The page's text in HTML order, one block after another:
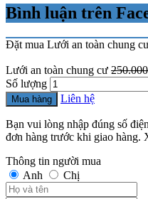
Bình luận trên
Đặt mua Lưới an toàn chung
Lưới an toàn chung cư
Số lượng
Mua hàng Liên hệ
Bạn vui lòng nhập đúng số
đơn hàng trước khi giao hàng.
Thông tin người mua
Anh
Chị